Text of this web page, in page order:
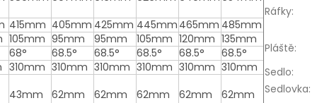
415mm 405mm 425mm 445mm 465mm 485mm
105mm 95mm 95mm 105mm 120mm 135mm
68°
68.5° 68.5° 68.5° 68.5°
68.5°
310mm 310mm 310mm 310mm 310mm 310mm
43mm
62mm 62mm 62mm 62mm
62mm
Ráfky:
Pláště:
Sedlo:
Sedlovka: